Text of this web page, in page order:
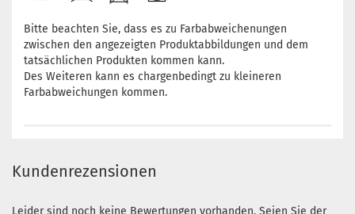
Bitte beachten Sie, dass es zu Farbabweichenungen
zwischen den angezeigten Produktabbildungen und dem
tatsächlichen Produkten kommen kann.
Des Weiteren kann es chargenbedingt zu kleineren
Farbabweichungen kommen.
Kundenrezensionen